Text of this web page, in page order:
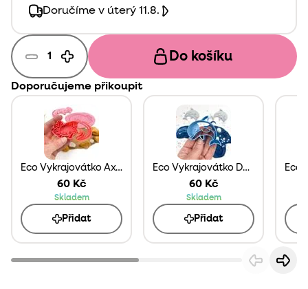
Doručíme v úterý 11.8.
Do košíku
Doporučujeme přikoupit
Eco Vykrajovátko Axolotl
60 Kč
Skladem
Přidat
Eco Vykrajovátko Delfín
60 Kč
Skladem
Přidat